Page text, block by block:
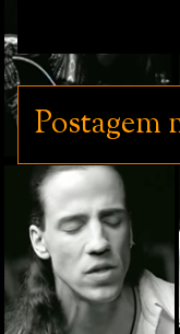
Postagem